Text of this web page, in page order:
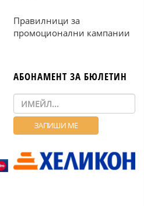
Правилници за
промоционални кампании
АБОНАМЕНТ ЗА БЮЛЕТИН